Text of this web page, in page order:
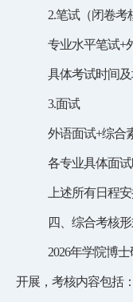
2.笔试（闭卷考
专业水平笔试+
具体考试时间及
3.面试
外语面试+综合
各专业具体面试
上述所有日程
四、 综合考核
2026年学院博
开展，考核内容包括